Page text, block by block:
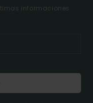
informaciones